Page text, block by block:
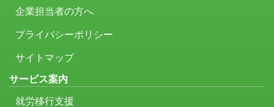
企業担当者の方へ
プライバシーポリシー
サイトマップ
サービス案内
就労移行支援